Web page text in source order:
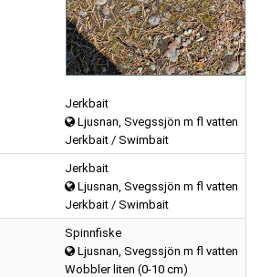
Jerkbait
Ljusnan, Svegssjön m fl vatten
Jerkbait / Swimbait
Jerkbait
Ljusnan, Svegssjön m fl vatten
Jerkbait / Swimbait
Spinnfiske
Ljusnan, Svegssjön m fl vatten
Wobbler liten (0-10 cm)